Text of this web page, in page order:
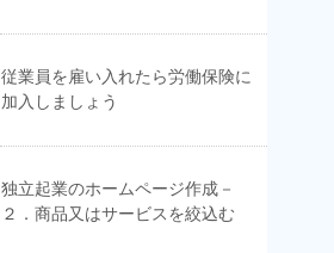
従業員を雇い入れたら労働保険に
加入しましょう
独立起業のホームページ作成－
２．商品又はサービスを絞込む